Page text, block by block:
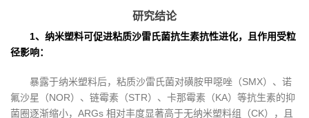
研究结论
1、纳米塑料可促进粘质沙雷氏菌抗生素抗性进化，且作用受粒
径影响：
暴露于纳米塑料后，粘质沙雷氏菌对磺胺甲噁唑（SMX）、诺
氟沙星（NOR）、链霉素（STR）、卡那霉素（KA）等抗生素的抑
菌圈逐渐缩小，ARGs 相对丰度显著高于无纳米塑料组（CK），且